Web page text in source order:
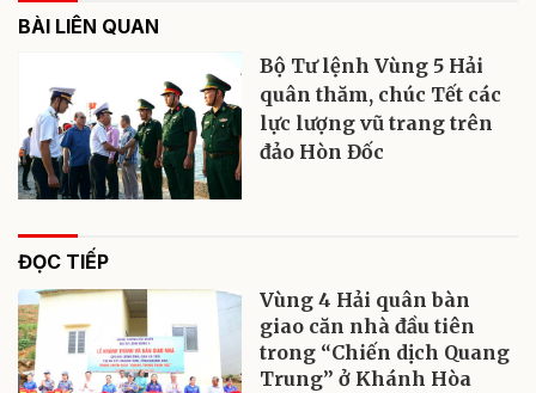
BÀI LIÊN QUAN
Bộ Tư lệnh Vùng 5 Hải
quân thăm, chúc Tết các
lực lượng vũ trang trên
đảo Hòn Đốc
ĐỌC TIẾP
Vùng 4 Hải quân bàn
giao căn nhà đầu tiên
trong “Chiến dịch Quang
Trung” ở Khánh Hòa